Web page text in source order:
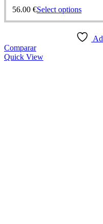
56.00 €Select options
Comparar
Quick View